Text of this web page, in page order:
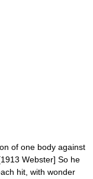
of one body against
Webster] So he
hit, with wonder